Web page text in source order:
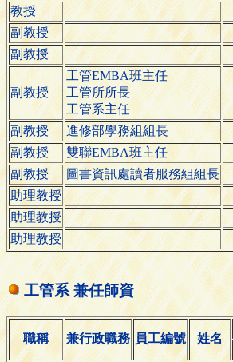
教授
副教授
副教授
副教授
工管EMBA班主任
工管所所長
工管系主任
副教授 進修部學務組組長
副教授
雙聯EMBA班主任
副教授
圖書資訊處讀者服務組組長
助理教授
助理教授
助理教授
工管系 兼任師資
職稱 兼行政職務 員工編號 姓名